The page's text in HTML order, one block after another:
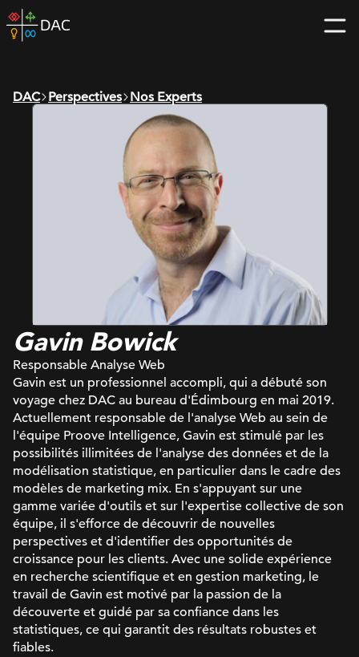
Skip
to
home
DAC Perspectives Nos Experts
Gavin Bowick
Responsable Analyse Web
Gavin est un professionnel accompli, qui a débuté son
voyage chez DAC au bureau d'Édimbourg en mai 2019.
Actuellement responsable de l'analyse Web au sein de
l'équipe Proove Intelligence, Gavin est stimulé par les
possibilités illimitées de l'analyse des données et de la
modélisation statistique, en particulier dans le cadre des
modèles de marketing mix. En s'appuyant sur une
gamme variée d'outils et sur l'expertise collective de son
équipe, il s'efforce de découvrir de nouvelles
perspectives et d'identifier des opportunités de
croissance pour les clients. Avec une solide expérience
en recherche scientifique et en gestion marketing, le
travail de Gavin est motivé par la passion de la
découverte et guidé par sa confiance dans les
statistiques, ce qui garantit des résultats robustes et
fiables.